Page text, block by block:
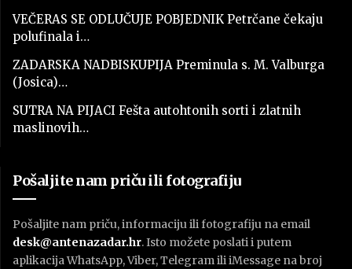
VEČERAS SE ODLUČUJE POBJEDNIK Petrčane čekaju
polufinala i…
ZADARSKA NADBISKUPIJA Preminula s. M. Valburga
(Josica)…
SUTRA NA PIJACI Fešta autohtonih sorti i zlatnih
maslinovih…
Pošaljite nam priču ili fotografiju
Pošaljite nam priču, informaciju ili fotografiju na email
desk@antenazadar.hr. Isto možete poslati i putem
aplikacija WhatsApp, Viber, Telegram ili iMessage na broj